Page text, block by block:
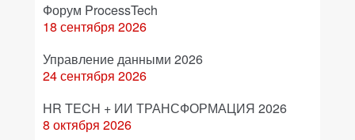
Форум ProcessTech
18 сентября 2026
Управление данными 2026
24 сентября 2026
HR TECH + ИИ ТРАНСФОРМАЦИЯ 2026
8 октября 2026